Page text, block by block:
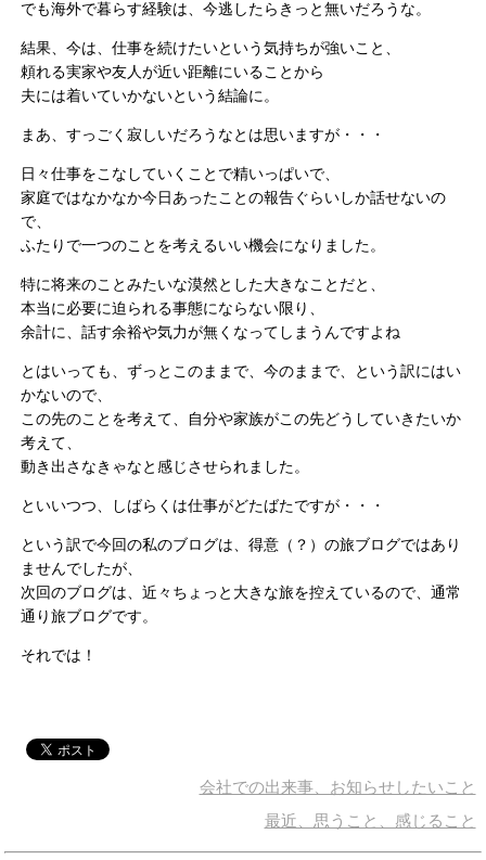
でも海外で暮らす経験は、今逃したらきっと無いだろうな。
結果、今は、仕事を続けたいという気持ちが強いこと、
頼れる実家や友人が近い距離にいることから
夫には着いていかないという結論に。
まあ、すっごく寂しいだろうなとは思いますが・・・
日々仕事をこなしていくことで精いっぱいで、
家庭ではなかなか今日あったことの報告ぐらいしか話せないの
で、
ふたりで一つのことを考えるいい機会になりました。
特に将来のことみたいな漠然とした大きなことだと、
本当に必要に迫られる事態にならない限り、
余計に、話す余裕や気力が無くなってしまうんですよね
とはいっても、ずっとこのままで、今のままで、という訳にはい
かないので、
この先のことを考えて、自分や家族がこの先どうしていきたいか
考えて、
動き出さなきゃなと感じさせられました。
といいつつ、しばらくは仕事がどたばたですが・・・
という訳で今回の私のブログは、得意（？）の旅ブログではあり
ませんでしたが、
次回のブログは、近々ちょっと大きな旅を控えているので、通常
通り旅ブログです。
それでは！
会社での出来事、お知らせしたいこと
最近、思うこと、感じること